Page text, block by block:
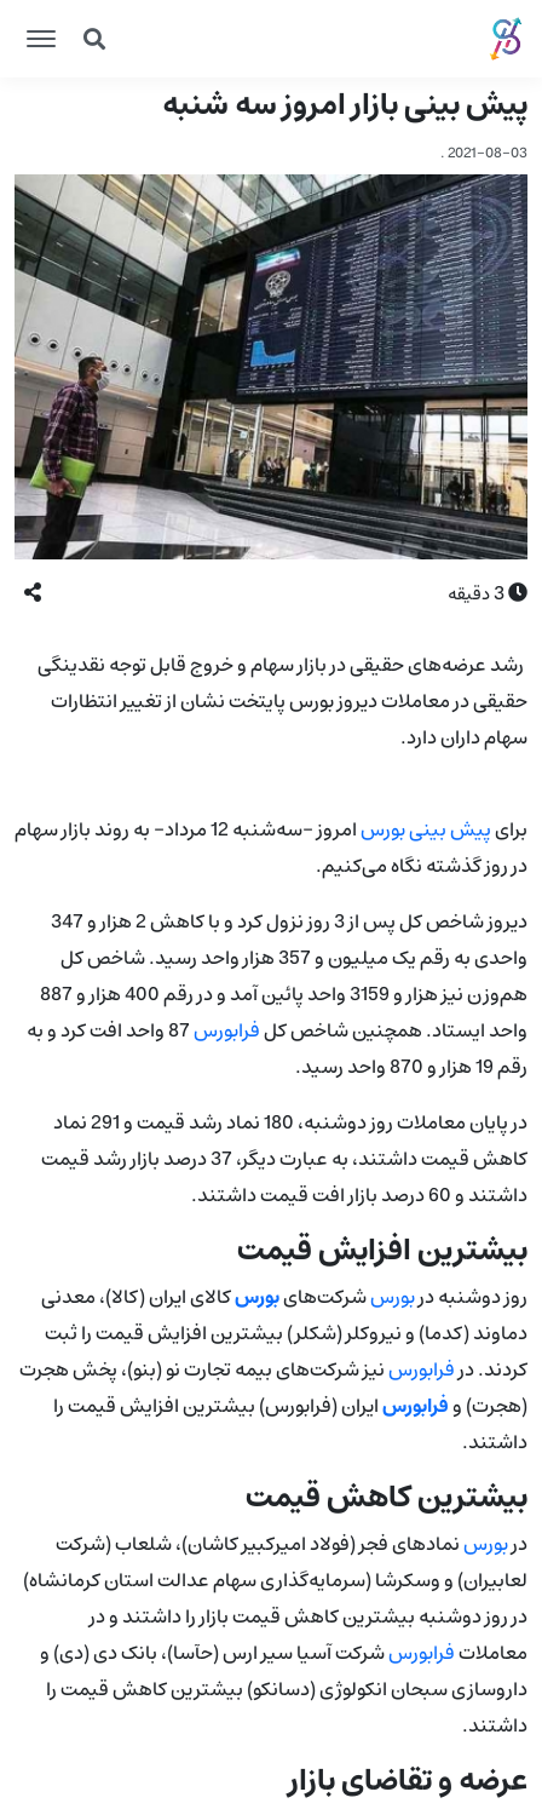
پیش بینی بازار امروز سه شنبه
2021-08-03
.
3دقیقه
رشد عرضه‌های حقیقی در بازار سهام و خروج قابل توجه نقدینگی
حقیقی در معاملات دیروز بورس پایتخت نشان از تغییر انتظارات
سهام داران دارد.
برایپیش بینیبورس
امروز –سه‌‌شنبه 12 مرداد- به روند بازار سهام
در روز گذشته نگاه می‌کنیم.
دیروز شاخص کل پس از 3 روز نزول کرد و با کاهش 2 هزار و 347
واحدی به رقم یک میلیون و 357 هزار واحد رسید. شاخص کل
هم‌وزن نیز هزار و 3159 واحد پائین آمد و در رقم 400 هزار و 887
واحد ایستاد. همچنین شاخص کلفرابورس
87 واحد افت کرد و به
رقم 19 هزار و 870 واحد رسید.
در پایان معاملات ‌روز دوشنبه، 180 نماد رشد قیمت و 291 نماد
کاهش قیمت داشتند، به عبارت دیگر، 37 درصد بازار رشد قیمت
داشتند و 60 درصد بازار افت قیمت داشتند.
بیشترین افزایش قیمت
روز دوشنبه دربورسشرکت‌هایبورسکالای ایران (کالا)، معدنی
دماوند (کدما) و نیروکلر (شکلر) بیشترین افزایش قیمت را ثبت
کردند. درفرابورسنیز شرکت‌های بیمه تجارت نو (بنو)، پخش هجرت
(هجرت) وفرابورسایران (فرابورس) بیشترین افزایش قیمت را
داشتند.
بیشترین کاهش قیمت
دربورسنمادهای فجر (فولاد امیرکبیر کاشان)، شلعاب (شرکت
لعابیران) و وسکرشا (سرمایه‌گذاری سهام عدالت استان کرمانشاه)
در روز دوشنبه بیشترین کاهش قیمت بازار را داشتند و در
معاملاتفرابورسشرکت آسیا سیر ارس (حآسا)، بانک دی (دی) و
داروسازی سبحان انکولوژی (دسانکو) بیشترین کاهش قیمت را
داشتند.
عرضه و تقاضای بازار